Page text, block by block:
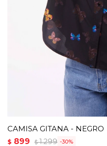
CAMISA GITANA - NEGRO
$ 899 $ 1.299 30